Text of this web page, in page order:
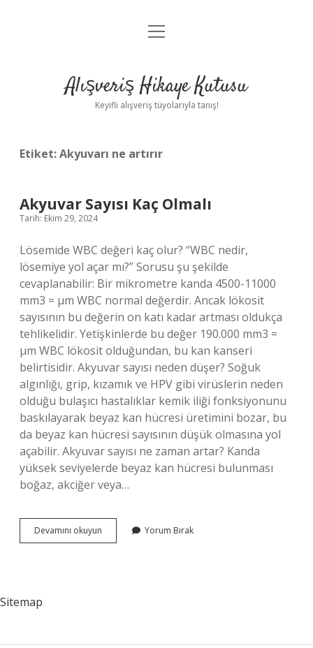
Anasayfa
Yasal Uyarı
menüyü
Alışveriş Hikaye Kutusu
Keyifli alışveriş tüyolarıyla tanış!
Etiket:Akyuvarı ne artırır
Akyuvar Sayısı Kaç Olmalı
Tarih: Ekim 29, 2024
Lösemide WBC değeri kaç olur? “WBC nedir,
lösemiye yol açar mı?” Sorusu şu şekilde
cevaplanabilir: Bir mikrometre kanda 4500-11000
mm3 = µm WBC normal değerdir. Ancak lökosit
sayısının bu değerin on katı kadar artması oldukça
tehlikelidir. Yetişkinlerde bu değer 190.000 mm3 =
µm WBC lökosit olduğundan, bu kan kanseri
belirtisidir. Akyuvar sayısı neden düşer? Soğuk
algınlığı, grip, kızamık ve HPV gibi virüslerin neden
olduğu bulaşıcı hastalıklar kemik iliği fonksiyonunu
baskılayarak beyaz kan hücresi üretimini bozar, bu
da beyaz kan hücresi sayısının düşük olmasına yol
açabilir. Akyuvar sayısı ne zaman artar? Kanda
yüksek seviyelerde beyaz kan hücresi bulunması
boğaz, akciğer veya…
Devamını okuyun Akyuvar
Sayısı
Yorum Bırak
Sitemap